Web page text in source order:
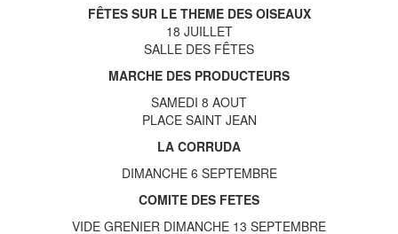
FÊTES SUR LE THEME DES OISEAUX
18 JUILLET
SALLE DES FÊTES
MARCHE DES PRODUCTEURS
SAMEDI 8 AOUT
PLACE SAINT JEAN
LA CORRUDA
DIMANCHE 6 SEPTEMBRE
COMITE DES FETES
VIDE GRENIER DIMANCHE 13 SEPTEMBRE